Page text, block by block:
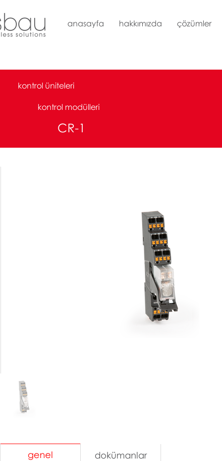
anasayfa hakkımızda çözümler
kontrol üniteleri
kontrol modülleri
CR-1
genel
dokümanlar